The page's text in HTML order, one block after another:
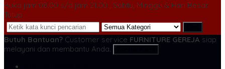
Buka jam 08.00 s/d jam 21.00 , Sabtu, Minggu & Hari Besar
Tutup
Butuh Bantuan? Customer service FURNITURE GEREJA siap
melayani dan membantu Anda.